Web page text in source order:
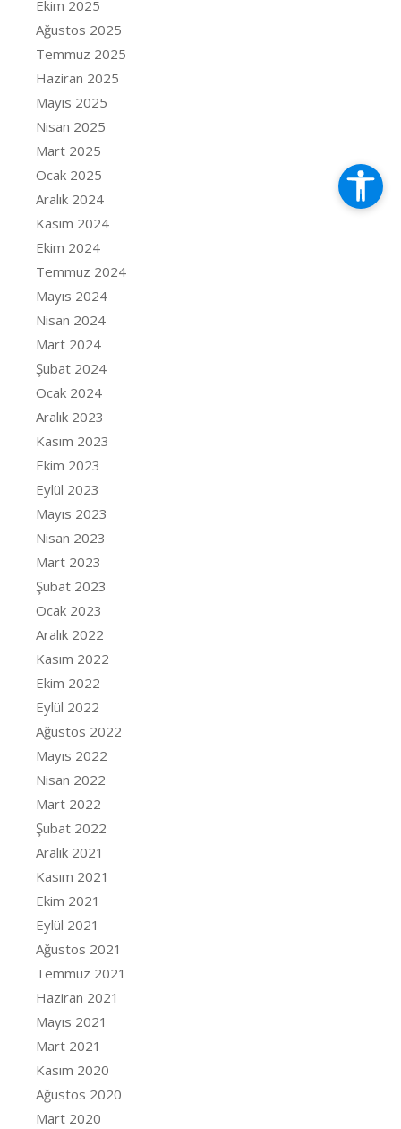
Ekim 2025
Ağustos 2025
Temmuz 2025
Haziran 2025
Mayıs 2025
Nisan 2025
Mart 2025
Ocak 2025
Aralık 2024
Kasım 2024
Ekim 2024
Temmuz 2024
Mayıs 2024
Nisan 2024
Mart 2024
Şubat 2024
Ocak 2024
Aralık 2023
Kasım 2023
Ekim 2023
Eylül 2023
Mayıs 2023
Nisan 2023
Mart 2023
Şubat 2023
Ocak 2023
Aralık 2022
Kasım 2022
Ekim 2022
Eylül 2022
Ağustos 2022
Mayıs 2022
Nisan 2022
Mart 2022
Şubat 2022
Aralık 2021
Kasım 2021
Ekim 2021
Eylül 2021
Ağustos 2021
Temmuz 2021
Haziran 2021
Mayıs 2021
Mart 2021
Kasım 2020
Ağustos 2020
Mart 2020